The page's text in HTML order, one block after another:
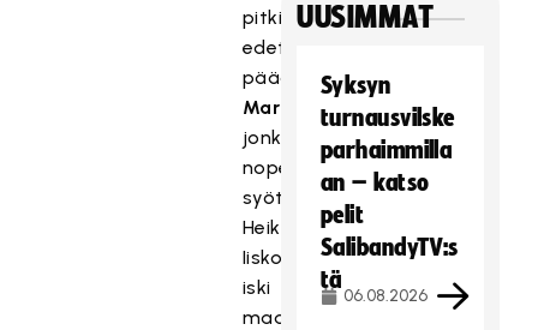
pitkin
edettyään
päädyssäMarkus
Markkolalle,
jonka
nopean
syötön
Heikki
Iiskola
iski
maalivahti
UUSIMMAT
Syksyn
turnausvilske
parhaimmilla
an – katso
pelit
SalibandyTV:s
tä
06.08.2026